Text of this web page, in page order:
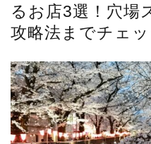
るお店3選！穴場
攻略法までチェッ